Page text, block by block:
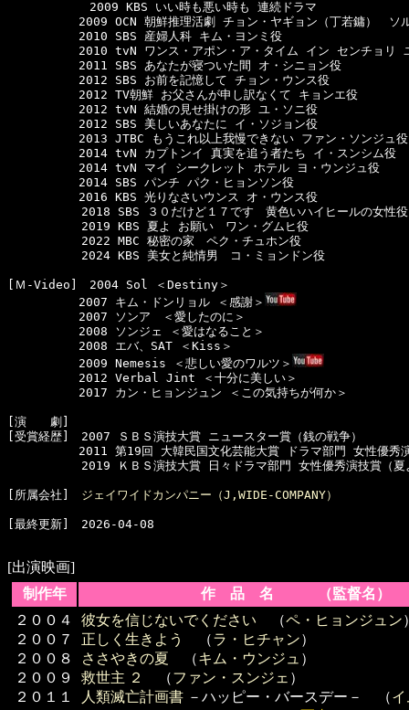
2009 OCN 朝鮮推理活劇 チョン・ヤギョン（丁若鏞）　ソル
2010 SBS 産婦人科 キム・ヨンミ役
2010 tvN ワンス・アポン・ア・タイム イン センチョリ ユ
2011 SBS あなたが寝ついた間 オ・シニョン役
2012 SBS お前を記憶して チョン・ウンス役
2012 TV朝鮮 お父さんが申し訳なくて キョンエ役
2012 tvN 結婚の見せ掛けの形 ユ・ソニ役
2012 SBS 美しいあなたに イ・ソジョン役
2013 JTBC もうこれ以上我慢できない ファン・ソンジュ役
2014 tvN カプトンイ 真実を追う者たち イ・スンシム役
2014 tvN マイ シークレット ホテル ヨ・ウンジュ役
2014 SBS パンチ パク・ヒョンソン役
2016 KBS 光りなさいウンス オ・ウンス役
　　　　　2018 SBS ３０だけど１７です　黄色いハイヒールの女性
  　　　　　2019 KBS 夏よ お願い　ワン・グムヒ役
  　　　　　2022 MBC 秘密の家　ペク・チュホン役
  　　　　　2024 KBS 美女と純情男　コ・ミョンドン役
[Ｍ-Video]　2004 Sol ＜Destiny＞
2007 キム・ドンリョル ＜感謝＞
2007 ソンア　＜愛したのに＞
2008 ソンジェ ＜愛はなること＞
2008 エバ、SAT ＜Kiss＞
2009 Nemesis ＜悲しい愛のワルツ＞
2012 Verbal Jint ＜十分に美しい＞
2017 カン・ヒョンジュン ＜この気持ちが何か＞
[演　　劇]
[受賞経歴]　2007 ＳＢＳ演技大賞 ニュースター賞（銭の戦争）
2011 第19回 大韓民国文化芸能大賞 ドラマ部門 女性優秀演技
　　　　　2019 ＫＢＳ演技大賞 日々ドラマ部門 女性優秀演技賞（夏
[所属会社] ジェイワイドカンパニー（J,WIDE-COMPANY）
[最終更新]　2026-04-08
[出演映画]
制作年
作 品 名 （監督名）
２００４
２００７
２００８
２００９
２０１１
彼女を信じないでください （ペ・ヒョンジュン
正しく生きよう
（ラ・ヒチャン）
ささやきの夏 （キム・ウンジュ ）
救世主 ２
（ファン・スンジェ ）
人類滅亡計画書 －ハッピー・バースデー－ （